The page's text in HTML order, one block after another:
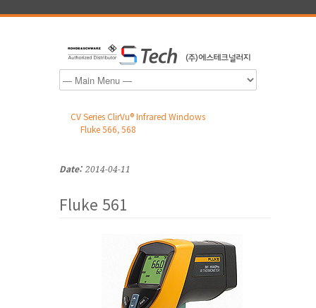
CV Series ClirVu® Infrared Windows
Fluke 566, 568
Date: 2014-04-11
Fluke 561